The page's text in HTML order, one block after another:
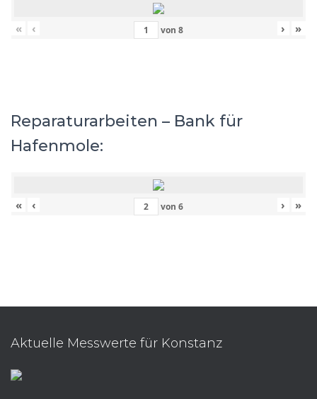
« ‹ von 8 › »
Reparaturarbeiten – Bank für
Hafenmole:
« ‹ von 6 › »
Aktuelle Messwerte für Konstanz